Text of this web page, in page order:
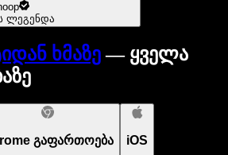
ლეგენდა
ხმაზე— ყველა
გაფართოება iOS